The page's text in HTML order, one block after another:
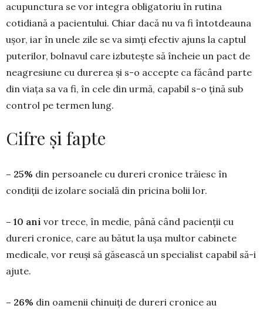
acupunctura se vor integra obligatoriu în rutina
cotidiană a pacientului. Chiar dacă nu va fi întotdeauna
ușor, iar în unele zile se va simți efectiv ajuns la captul
puterilor, bolnavul care izbutește să încheie un pact de
neagresiune cu durerea și s-o accepte ca făcând parte
din viața sa va fi, în cele din urmă, capabil s-o țină sub
control pe termen lung.
Cifre și fapte
– 25% din persoanele cu dureri cronice trăiesc în
condiții de izolare socială din pricina bolii lor.
– 10 ani vor trece, în medie, până când pacienții cu
dureri cronice, care au bătut la ușa multor cabinete
medicale, vor reuși să gă­seas­că un specialist capabil să-i
ajute.
– 26% din oamenii chinuiți de dureri cronice au